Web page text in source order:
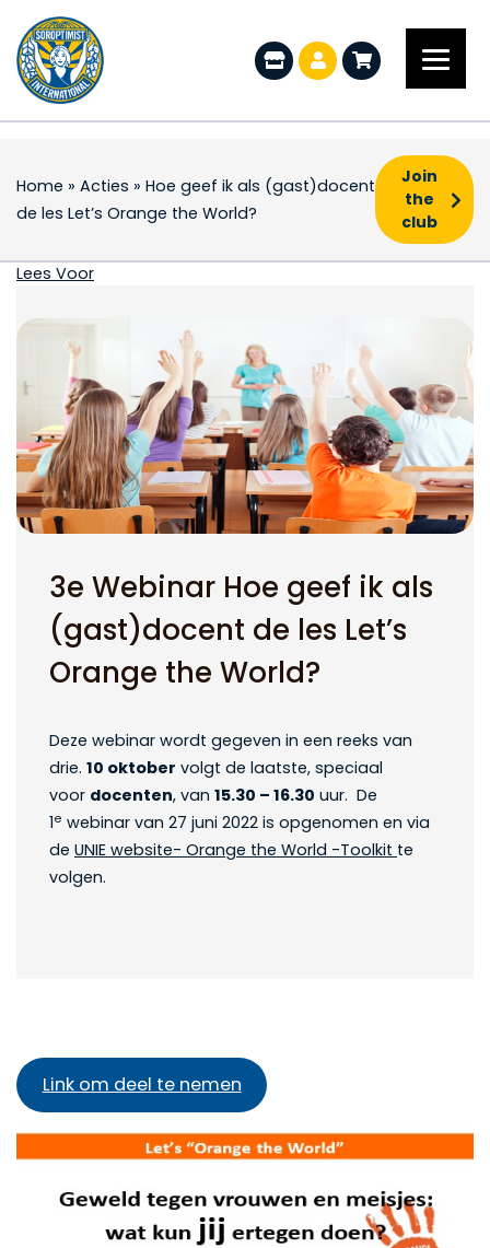
Home » Acties » Hoe geef ik als (gast)docent
de les Let’s Orange the World?
Join
the
club
Hoe geef ik als
Lees Voor
3e Webinar Hoe geef ik als
(gast)docent de les Let’s
Orange the World?
Deze webinar wordt gegeven in een reeks van
drie. 10 oktober volgt de laatste, speciaal
voor docenten, van 15.30 – 16.30 uur. De
1e webinar van 27 juni 2022 is opgenomen en via
de UNIE website- Orange the World -Toolkit te
volgen.
Link om deel te nemen